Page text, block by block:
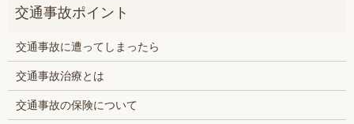
交通事故に遭ってしまったら
交通事故治療とは
交通事故の保険について